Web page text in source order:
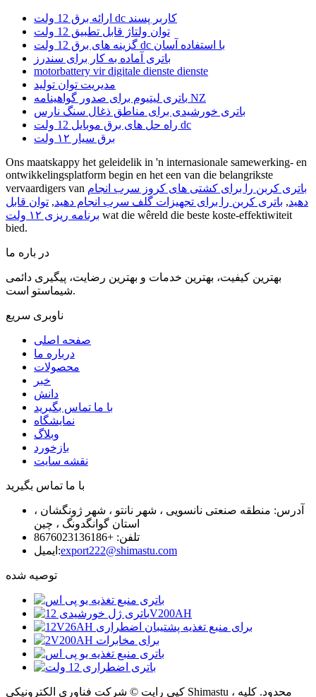
ارائه برق 12 ولت dc کاربر پسند
توان ولتاژ قابل تطبیق 12 ولت
گزینه های برق 12 ولت dc با استفاده آسان
باتری آماده به کار برای سندرز
motorbattery vir digitale dienste dienste
مدیریت توان تولید
باتری لیتیوم برای صدور گواهینامه NZ
باتری خورشیدی برای مناطق ذغال سنگ نارس
راه حل های برق موبایل 12 ولت dc
برق سیار ۱۲ ولت
Ons maatskappy het geleidelik in 'n internasionale samewerking- en
ontwikkelingsplatform begin en het een van die belangrikste
vervaardigers van باتری کربن را برای کشتی های کروز سرب انجام
دهید, باتری کربن را برای تجهیزات گلف سرب انجام دهید, توان قابل
برنامه ریزی ۱۲ ولت wat die wêreld die beste koste-effektiwiteit
bied.
در باره ما
بهترین کیفیت، بهترین خدمات و بهترین رضایت، پیگیری دائمی
شیماستو است.
ناوبری سریع
صفحه اصلی
درباره ما
محصولات
خبر
دانش
با ما تماس بگیرید
نمایشگاه
وبلاگ
بازخورد
نقشه سایت
با ما تماس بگیرید
آدرس: منطقه صنعتی نانسویی ، شهر نانتو ، شهر ژونگشان ،
استان گوانگدونگ ، چین
تلفن: +8676023136186
ایمیل:export222@shimastu.com
توصیه شده
کپی رایت © شرکت فناوری الکترونیکی Shimastu ، محدود. کلیه